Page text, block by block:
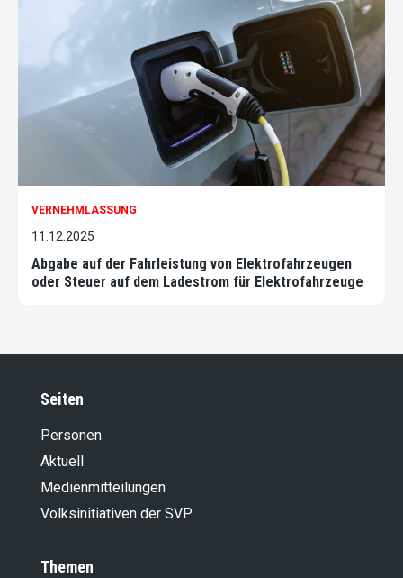
VERNEHMLASSUNG
11.12.2025
Abgabe auf der Fahrleistung von Elektrofahrzeugen
oder Steuer auf dem Ladestrom für Elektrofahrzeuge
Seiten
Personen
Aktuell
Medienmitteilungen
Volksinitiativen der SVP
Themen